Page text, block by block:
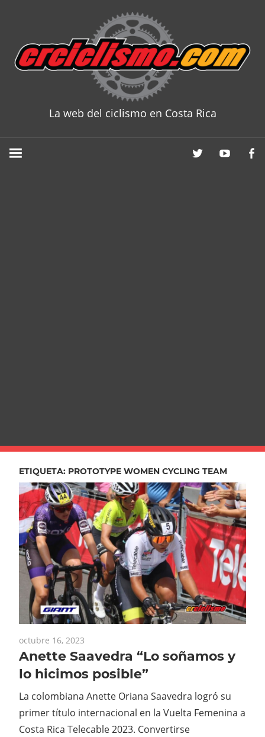
content
La web del ciclismo en Costa Rica
ETIQUETA: PROTOTYPE WOMEN CYCLING TEAM
octubre 16, 2023
Anette Saavedra “Lo soñamos y
lo hicimos posible”
La colombiana Anette Oriana Saavedra logró su
primer título internacional en la Vuelta Femenina a
Costa Rica Telecable 2023. Convertirse